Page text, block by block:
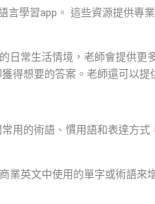
學習app。 這些資源提供專
常生活情境，老師會提供更
得想要的答案。老師還可以提
用的術語、慣用語和表達方
英文中使用的單字或術語來